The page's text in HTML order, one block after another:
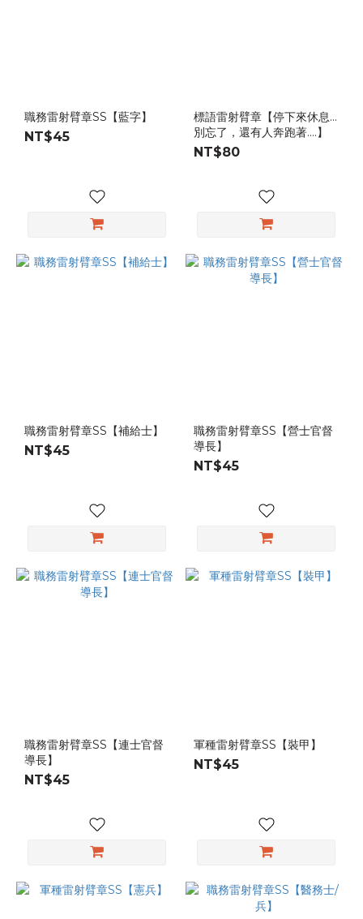
職務雷射臂章SS【藍字】
NT$45
標語雷射臂章【停下來休息...
別忘了，還有人奔跑著....】
NT$80
職務雷射臂章SS【補給士】
NT$45
職務雷射臂章SS【營士官督
導長】
NT$45
職務雷射臂章SS【連士官督
導長】
NT$45
軍種雷射臂章SS【裝甲】
NT$45